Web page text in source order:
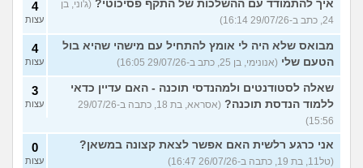
איך להתמודד עם ההשלכות של התקף פסיכוטי? (ג'וני, בן
24, כתב ב-29/07/26 16:14)
4
עצות
מבואס שלא היה לי אומץ להתחיל עם מישהי שהיא בול
הטעם שלי (אנונימי, בן 25, כתב ב-29/07/26 16:05)
4
עצות
שאלה לסטודנטים ולמהנדסי תוכנה - האם עדיין כדאי
ללמוד הנדסת תוכנה?
(אסראא, בת 18, כתבה ב-29/07/26
15:56)
3
עצות
אני כרגע רלשית האם אפשר לצאת קצונה במשאן?
(טל11, בת 19, כתבה ב-26/07/26 16:47)
0
עצות